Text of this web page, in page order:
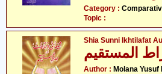
Category :
Topic :
Shia Sunni Ikhtilafat
Author : Molana Yusuf